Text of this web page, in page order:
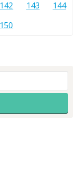
142 143
144
150